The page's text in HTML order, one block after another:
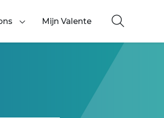
navigatie items
Mijn Valente